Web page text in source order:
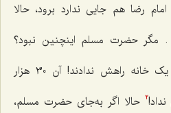
رضا هم جایی ندارد برود، حالا
. مگر حضرت مسلم اینچنین نبود؟
حضرت مسلم در کوفه توی یک خانه راهش ندادند! آن 30 هزار
2
حالا اگر به‌جای حضرت مسلم،